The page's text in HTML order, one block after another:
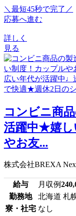
＼最短45秒で完了／
応募へ進む
詳しく
見る
コンビニ商
活躍中★嬉し
やお友...
株式会社BREXA
給与 月収例
勤務地
北海道 札
寮・社宅 なし